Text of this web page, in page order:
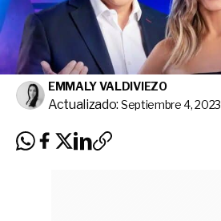
EMMALY VALDIVIEZO
Actualizado: Septiembre 4, 2023